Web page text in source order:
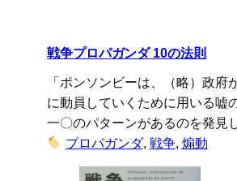
戦争プロパガンダ 10の法則
「ポンソンビーは、（略）政府
に動員していくために用いる嘘
一〇のパターンがあるのを発見
プロパガンダ, 戦争, 煽動